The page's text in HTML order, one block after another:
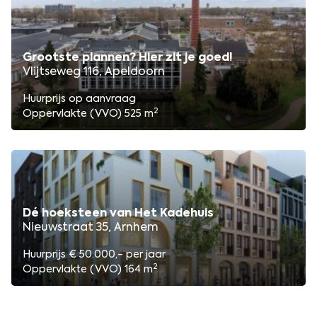
Grootste plannen? Hier zit je goed!
Vlijtseweg 116, Apeldoorn
Huurprijs op aanvraag
Oppervlakte (VVO) 525 m2
Dé hoeksteen van Het Kadehuis
Nieuwstraat 35, Arnhem
Huurprijs € 50.000,- per jaar
Oppervlakte (VVO) 164 m2